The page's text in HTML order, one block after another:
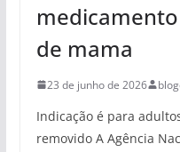
de mama
23 de junho de 2026
Indicação é para
removido A Agência